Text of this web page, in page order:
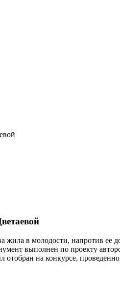
жила в молодости, напротив ее
выполнен по проекту
на конкурсе,